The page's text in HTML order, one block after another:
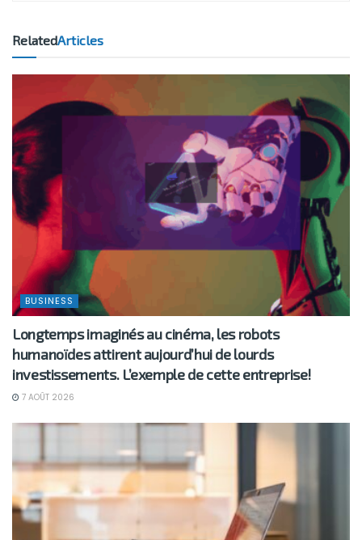
RelatedArticles
BUSINESS
Longtemps imaginés au cinéma, les robots
humanoïdes attirent aujourd’hui de lourds
investissements. L’exemple de cette entreprise!
7 AOÛT 2026